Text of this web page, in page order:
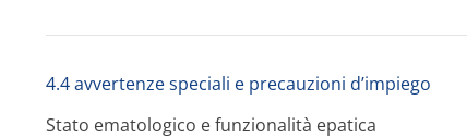
4.4 avvertenze speciali e precauzioni d’impiego
Stato ematologico e funzionalità epatica